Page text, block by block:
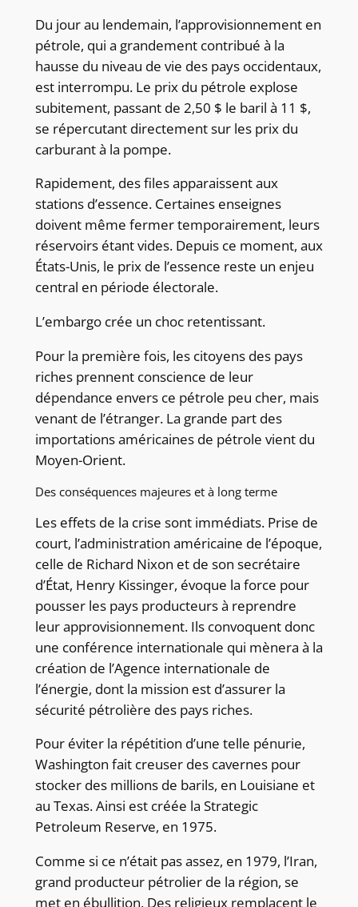
Du jour au lendemain, l’approvisionnement en
pétrole, qui a grandement contribué à la
hausse du niveau de vie des pays occidentaux,
est interrompu. Le prix du pétrole explose
subitement, passant de 2,50 $ le baril à 11 $,
se répercutant directement sur les prix du
carburant à la pompe.
Rapidement, des files apparaissent aux
stations d’essence. Certaines enseignes
doivent même fermer temporairement, leurs
réservoirs étant vides. Depuis ce moment, aux
États-Unis, le prix de l’essence reste un enjeu
central en période électorale.
L’embargo crée un choc retentissant.
Pour la première fois, les citoyens des pays
riches prennent conscience de leur
dépendance envers ce pétrole peu cher, mais
venant de l’étranger. La grande part des
importations américaines de pétrole vient du
Moyen-Orient.
Des conséquences majeures et à long terme
Les effets de la crise sont immédiats. Prise de
court, l’administration américaine de l’époque,
celle de Richard Nixon et de son secrétaire
d’État, Henry Kissinger, évoque la force pour
pousser les pays producteurs à reprendre
leur approvisionnement. Ils convoquent donc
une conférence internationale qui mènera à la
création de l’Agence internationale de
l’énergie, dont la mission est d’assurer la
sécurité pétrolière des pays riches.
Pour éviter la répétition d’une telle pénurie,
Washington fait creuser des cavernes pour
stocker des millions de barils, en Louisiane et
au Texas. Ainsi est créée la Strategic
Petroleum Reserve, en 1975.
Comme si ce n’était pas assez, en 1979, l’Iran,
grand producteur pétrolier de la région, se
met en ébullition. Des religieux remplacent le